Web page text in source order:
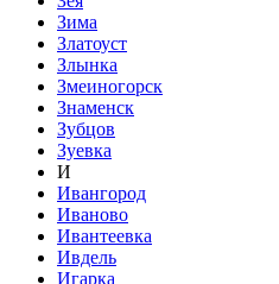
Зима
Златоуст
Злынка
Змеиногорск
Знаменск
Зубцов
Зуевка
И
Ивангород
Иваново
Ивантеевка
Ивдель
Игарка